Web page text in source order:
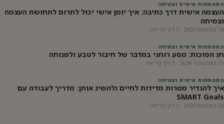
התפתחות אישית וצמיחה
העצמה אישית דרך כתיבה: איך יומן אישי יכול לתרום לתחושת העצמה
וצמיחה
18 באוגוסט 2024 · 1 דק׳ קריאה
התפתחות אישית וצמיחה
חג הסוכות: מסע רוחני במדבר של חיבור לטבע ולמנוחה
15 באוקטובר 2024 · 1 דק׳ קריאה
התפתחות אישית וצמיחה
איך להגדיר מטרות מדידות לחיים ולהשיג אותן: מדריך לעבודה עם
SMART Goals
26 באוגוסט 2024 · 1 דק׳ קריאה